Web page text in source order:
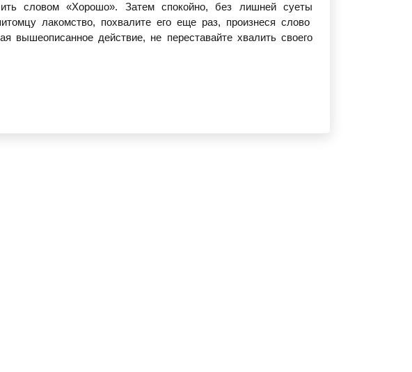
словом
«Хорошо». Затем спокойно, без лишней суеты
лакомство, похвалите его еще раз, произнеся слово
вышеописанное действие, не переставайте хвалить своего